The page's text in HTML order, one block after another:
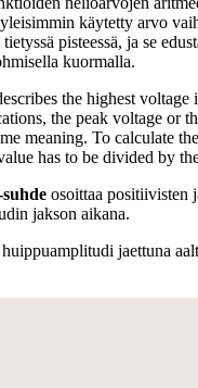
käytetty arvo
pisteessä, ja se
kuormalla.
the highest voltage
the peak voltage or
meaning. To calculate
has to be divided by
osoittaa positiivisten
jakson aikana.
jaettuna